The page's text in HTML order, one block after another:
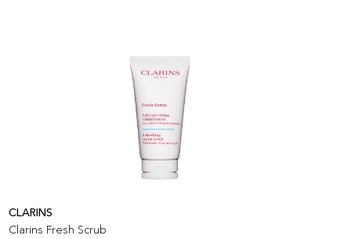
CLARINS
Clarins Fresh Scrub